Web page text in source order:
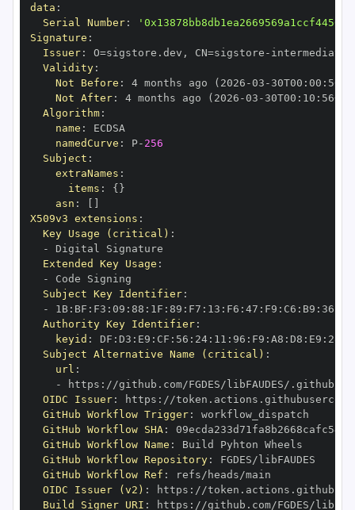
data :
Serial Number:
Signature :
Issuer: O=sigstore.dev , CN=sigstore -
Validity:
Not Before : 4 months ago (2026 -03 - 30T00 : 00 :
Not After: 4 months ago (2026 -03 - 30T00 : 10 : 56+00
Algorithm:
name :
namedCurve : P- 256
Subject :
extraNames :
items : { }
asn :
X509v3 extensions :
Key Usage (critical) :
-
Extended Key Usage :
-
Subject Key Identifier:
-
1B: BF : F3 : 09 : 88 : 1F : 89 : F7 : 13 : F6 : 47 : F9 : C6 : B9 : 36
Authority Key Identifier:
keyid : DF : D3 : E9 : CF : 56 : 24: 11 : 96 : F9 : A8 : D8 : E9 : 28
Subject Alternative Name (critical) :
url :
-
https :
OIDC Issuer: https :
GitHub Workflow Trigger:
GitHub Workflow SHA:
GitHub Workflow Name :
GitHub Workflow Repository:
GitHub Workflow Ref :
OIDC Issuer (v2) : https :
Build Signer URI : https :